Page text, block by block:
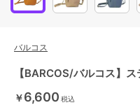
バルコス
【BARCOS/バルコス】
￥6,600 税込